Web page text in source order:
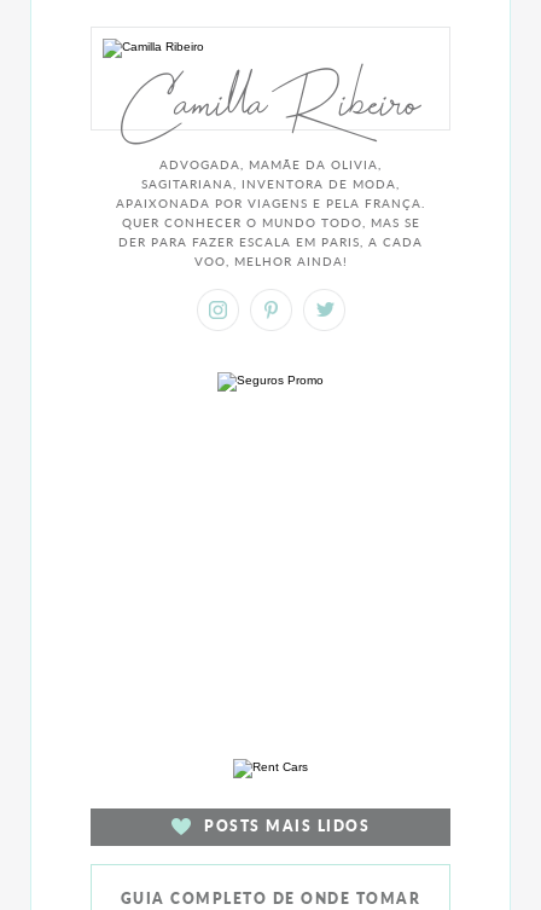
Camilla Ribeiro
ADVOGADA, MAMÃE DA OLIVIA,
SAGITARIANA, INVENTORA DE MODA,
APAIXONADA POR VIAGENS E PELA FRANÇA.
QUER CONHECER O MUNDO TODO, MAS SE
DER PARA FAZER ESCALA EM PARIS, A CADA
VOO, MELHOR AINDA!
POSTS MAIS LIDOS
GUIA COMPLETO DE ONDE TOMAR